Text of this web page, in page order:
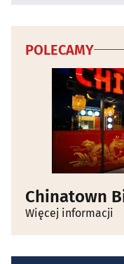
POLECAMY
Chinatown
Więcej informacji